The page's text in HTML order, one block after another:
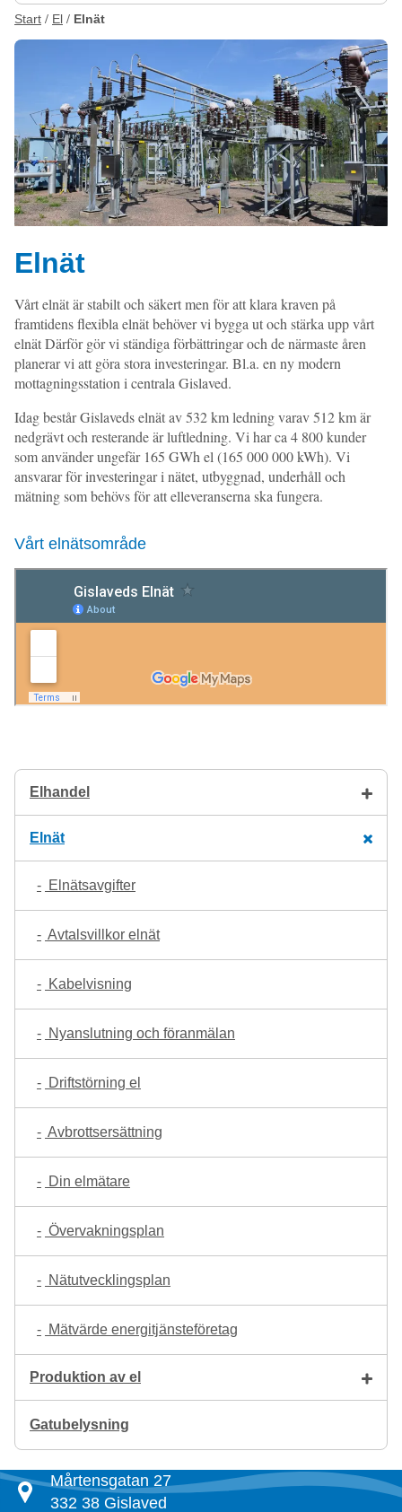
Start El Elnät
Elnät
Vårt elnät är stabilt och säkert men för att klara kraven på
framtidens flexibla elnät behöver vi bygga ut och stärka upp vårt
elnät Därför gör vi ständiga förbättringar och de närmaste åren
planerar vi att göra stora investeringar. Bl.a. en ny modern
mottagningsstation i centrala Gislaved.
Idag består Gislaveds elnät av 532 km ledning varav 512 km är
nedgrävt och resterande är luftledning. Vi har ca 4 800 kunder
som använder ungefär 165 GWh el (165 000 000 kWh). Vi
ansvarar för investeringar i nätet, utbyggnad, underhåll och
mätning som behövs för att elleveranserna ska fungera.
Vårt elnätsområde
Elhandel
Elnät
Elnätsavgifter
Avtalsvillkor elnät
Kabelvisning
Nyanslutning och föranmälan
Driftstörning el
Avbrottsersättning
Din elmätare
Övervakningsplan
Nätutvecklingsplan
Mätvärde energitjänsteföretag
Produktion av el
Gatubelysning
Mårtensgatan 27
332 38 Gislaved